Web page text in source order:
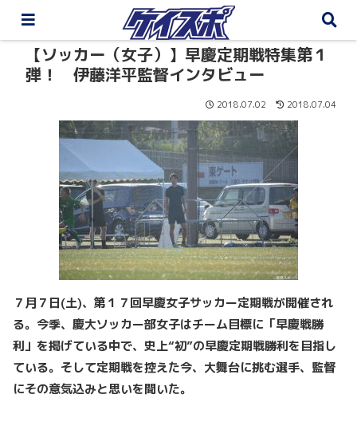
【ソッカー（女子）】早慶定期戦特集第１
弾！ 伊藤洋平監督インタビュー
2018.07.02 2018.07.04
７月７日(土)、第１７回早慶女子サッカー定期戦が開催され
る。今季、慶大ソッカー部女子はチーム目標に「早慶戦勝
利」を掲げている中で、史上“初”の早慶定期戦勝利を目指し
ている。そして定期戦を控えた今、大舞台に挑む選手、監督
にその意気込みと思いを聞いた。